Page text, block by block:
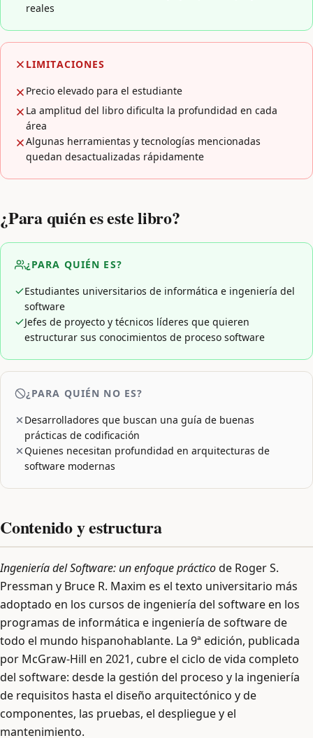
reales
LIMITACIONES
Precio elevado para el estudiante
La amplitud del libro dificulta la profundidad en cada
área
Algunas herramientas y tecnologías mencionadas
quedan desactualizadas rápidamente
¿Para quién es este libro?
¿PARA QUIÉN ES?
Estudiantes universitarios de informática e ingeniería del
software
Jefes de proyecto y técnicos líderes que quieren
estructurar sus conocimientos de proceso software
¿PARA QUIÉN NO ES?
Desarrolladores que buscan una guía de buenas
prácticas de codificación
Quienes necesitan profundidad en arquitecturas de
software modernas
Contenido y estructura
Ingeniería del Software: un enfoque prácticode Roger S.
Pressman y Bruce R. Maxim es el texto universitario más
adoptado en los cursos de ingeniería del software en los
programas de informática e ingeniería de software de
todo el mundo hispanohablante. La 9ª edición, publicada
por McGraw-Hill en 2021, cubre el ciclo de vida completo
del software: desde la gestión del proceso y la ingeniería
de requisitos hasta el diseño arquitectónico y de
componentes, las pruebas, el despliegue y el
mantenimiento.